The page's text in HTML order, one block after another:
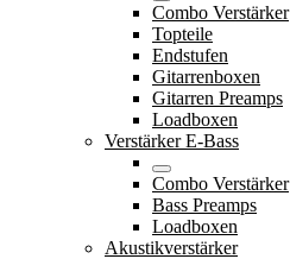
Combo Verstärker
Topteile
Endstufen
Gitarrenboxen
Gitarren Preamps
Loadboxen
Verstärker E-Bass
Combo Verstärker
Bass Preamps
Loadboxen
Akustikverstärker